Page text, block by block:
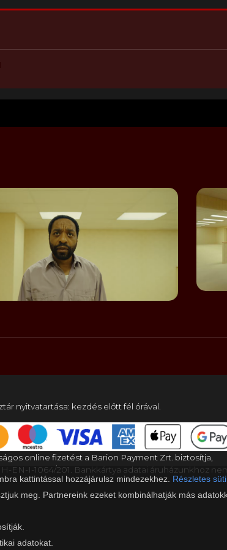
kattintással hozzájárulsz mindezekhez. Részletes
meg. Partnereink ezeket kombinálhatják más
adatokat.
nyitvatartása: kezdés előtt fél órával.
online fizetést a Barion Payment Zrt. biztosítja,
EN-I-1064/201. Bankkártya adatai áruházunkhoz